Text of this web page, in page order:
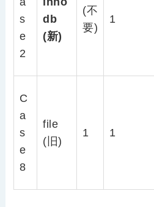
s
e
2
db
(新)
(不
要)
1
C
a
s
e
8
file
(旧)
1 1